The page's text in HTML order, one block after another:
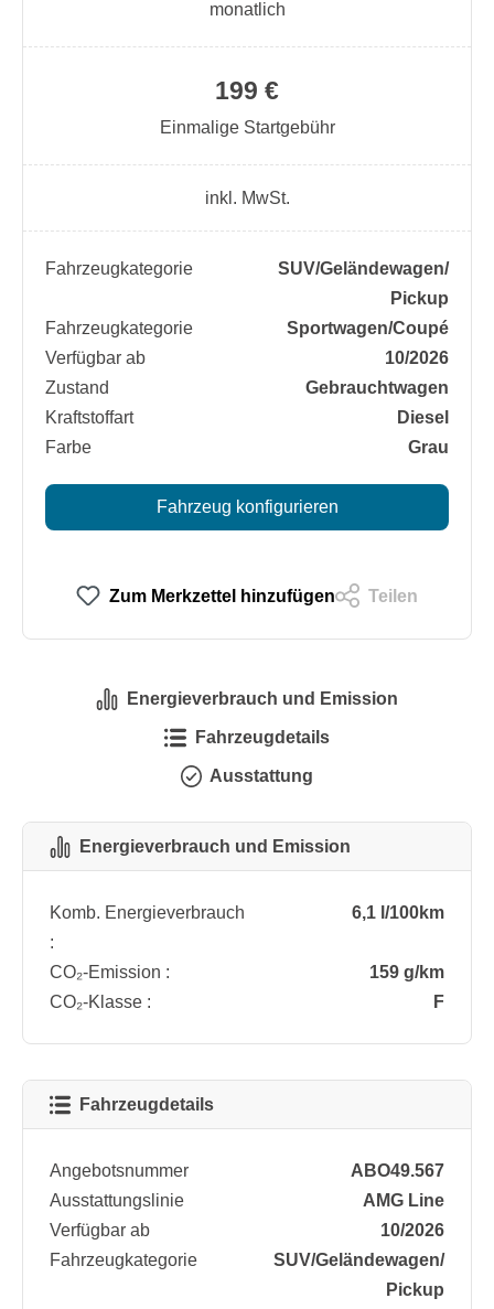
199 €
Einmalige Startgebühr
monatlich
inkl. MwSt.
Fahrzeugkategorie
SUV/​Geländewagen/​
Pickup
Fahrzeugkategorie
Sportwagen/​Coupé
Verfügbar ab
10/2026
Zustand
Gebrauchtwagen
Kraftstoffart
Diesel
Farbe
Grau
Fahrzeug konfigurieren
Zum Merkzettel hinzufügen Teilen
Energieverbrauch und Emission
Fahrzeugdetails
Ausstattung
Energieverbrauch und Emission
Komb. Energieverbrauch
:
6,1 l/100km
CO₂-Emission :
159 g/km
CO₂-Klasse :
F
Fahrzeugdetails
Angebotsnummer
ABO49.567
Ausstattungslinie
AMG Line
Verfügbar ab
10/2026
Fahrzeugkategorie
SUV/​Geländewagen/​
Pickup